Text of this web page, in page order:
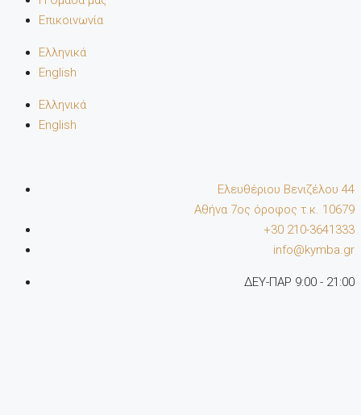
Επικοινωνία
Ελληνικά
English
Ελληνικά
English
Ελευθέριου Βενιζέλου 44
Αθήνα 7oς όροφος τ.κ. 10679
+30 210-3641333
info@kymba.gr
ΔΕΥ-ΠΑΡ 9:00 - 21:00